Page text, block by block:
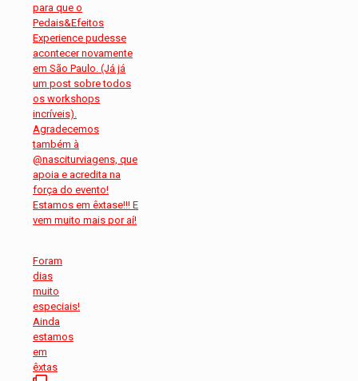
Foram
dias
muito
especiais!
Ainda
estamos
em
êxtas